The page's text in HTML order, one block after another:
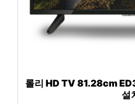
롤리 HD TV 81.28cm
설